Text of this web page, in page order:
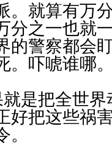
。就算有万
分之一也就
的警察都会
。吓唬谁哪
就是把全世
好把这些祸